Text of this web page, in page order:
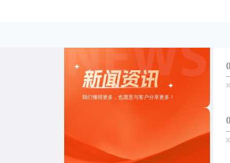
我们懂得更多，也愿意与客户分享更多！